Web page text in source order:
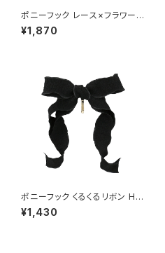
ポニーフック レース×フラワー刺
繍 HCF0250-BK（ブラック）
¥1,870
ポニーフック くるくるリボン HC
F0249-BK（ブラック）
¥1,430